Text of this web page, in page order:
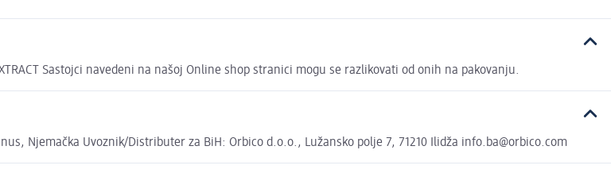
EXTRACT Sastojci navedeni na našoj Online shop stranici mogu se razlikovati od onih na pakovanju.
Njemačka Uvoznik/Distributer za BiH: Orbico d.o.o., Lužansko polje 7, 71210 Ilidža info.ba@orbico.com